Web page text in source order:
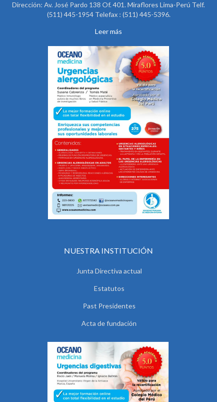
Dirección: Av. José Pardo 138 Of. 401. Miraflores Lima-Perú Telf.
(511) 445-1954 Telefax : (511) 445-5396.
Leer más
NUESTRA INSTITUCIÓN
Junta Directiva actual
Estatutos
Past Presidentes
Acta de fundación